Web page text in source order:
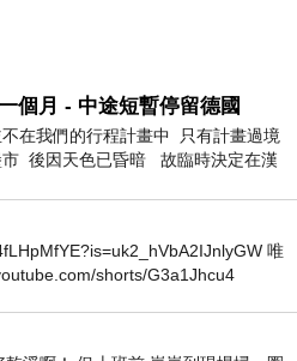
個月 - 中途短暫停留德國
在我們的行程計畫中 只有計畫過境
市 後因天色已昏暗 故臨時決定在漢
過夜
唯
shorts/G3a1Jhcu4